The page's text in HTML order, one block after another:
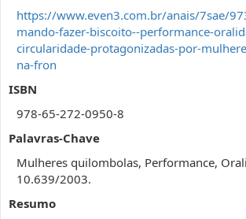
https://www.even3.com.br/anais/7sae/
mando-fazer-biscoito--performance-
circularidade-protagonizadas-por-
na-fron
ISBN
978-65-272-0950-8
Palavras-Chave
Mulheres quilombolas, Performance,
10.639/2003.
Resumo